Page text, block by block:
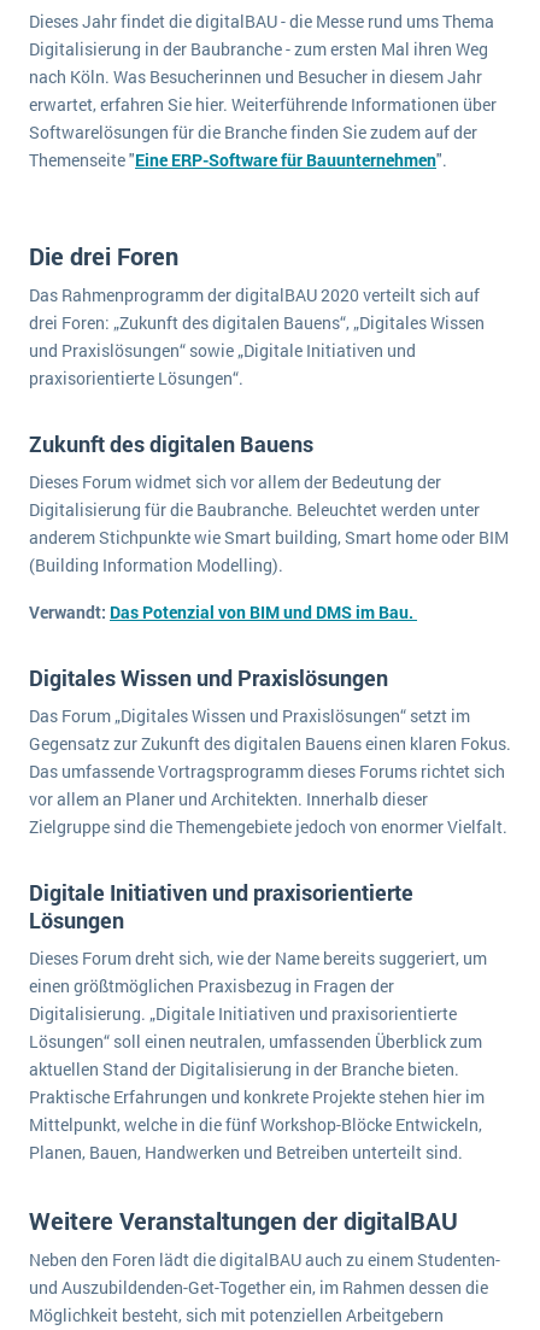
Schulung
Auswertung
Service und Wartung
Handwerk
Health Care
IKT
Installation
Medien
Lebensmittelindustrie
Logistik
Immobilien
Services
Textil und Mode
Vermietung
Versorgung
5 Funktionen einer ERP-Software für Konzerne
Was ist Data Mining? - Ein Leitfaden für Unternehmen
Mehr über ERP-Software
Ein WMS implementieren: Das sind die 6
wichtigsten Punkte, die es zu beachten gilt
Service Level Agreements (SLA) und ERP: Was muss man wissen?
ERP-Software für Abfallentsorger
Digitale Arbeitsaufträge in Ihrem ERP- oder FSM-System: clever und effizient
MEHR ÜBER ERP-SOFTWARE
ERP News
SAP übernimmt Reltio für eine bessere
Die „SaaSpocalypse“: Was ist das und was bedeutet es für die Zukunft von Unternehmenssoftware?
SAP investiert mit zwei strategischen Übernahmen in Enterprise-KI
ERP-Trends in der Produktion
NACHRICHTENARCHIV
Kontakt
Dieses Jahr findet die digitalBAU - die Messe rund ums Thema
Digitalisierung in der Baubranche - zum ersten Mal ihren Weg
nach Köln. Was Besucherinnen und Besucher in diesem Jahr
erwartet, erfahren Sie hier. Weiterführende Informationen über
Softwarelösungen für die Branche finden Sie zudem auf der
Themenseite "Eine ERP-Software für Bauunternehmen".
Die drei Foren
Das Rahmenprogramm der digitalBAU 2020 verteilt sich auf
drei Foren: „Zukunft des digitalen Bauens“, „Digitales Wissen
und Praxislösungen“ sowie „Digitale Initiativen und
praxisorientierte Lösungen“.
Zukunft des digitalen Bauens
Dieses Forum widmet sich vor allem der Bedeutung der
Digitalisierung für die Baubranche. Beleuchtet werden unter
anderem Stichpunkte wie Smart building, Smart home oder BIM
(Building Information Modelling).
Verwandt: Das Potenzial von BIM und DMS im Bau.
Digitales Wissen und Praxislösungen
Das Forum „Digitales Wissen und Praxislösungen“ setzt im
Gegensatz zur Zukunft des digitalen Bauens einen klaren Fokus.
Das umfassende Vortragsprogramm dieses Forums richtet sich
vor allem an Planer und Architekten. Innerhalb dieser
Zielgruppe sind die Themengebiete jedoch von enormer Vielfalt.
Digitale Initiativen und praxisorientierte
Lösungen
Dieses Forum dreht sich, wie der Name bereits suggeriert, um
einen größtmöglichen Praxisbezug in Fragen der
Digitalisierung. „Digitale Initiativen und praxisorientierte
Lösungen“ soll einen neutralen, umfassenden Überblick zum
aktuellen Stand der Digitalisierung in der Branche bieten.
Praktische Erfahrungen und konkrete Projekte stehen hier im
Mittelpunkt, welche in die fünf Workshop-Blöcke Entwickeln,
Planen, Bauen, Handwerken und Betreiben unterteilt sind.
Weitere Veranstaltungen der digitalBAU
Neben den Foren lädt die digitalBAU auch zu einem Studenten-
und Auszubildenden-Get-Together ein, im Rahmen dessen die
Möglichkeit besteht, sich mit potenziellen Arbeitgebern